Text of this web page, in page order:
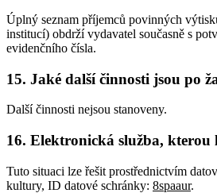
Úplný seznam příjemců povinných
institucí) obdrží vydavatel současně s
evidenčního čísla.
15. Jaké další činnosti jsou po
Další činnosti nejsou stanoveny.
16. Elektronická služba, kterou
Tuto situaci lze řešit prostřednictvím
kultury, ID datové schránky: 8spaaur.